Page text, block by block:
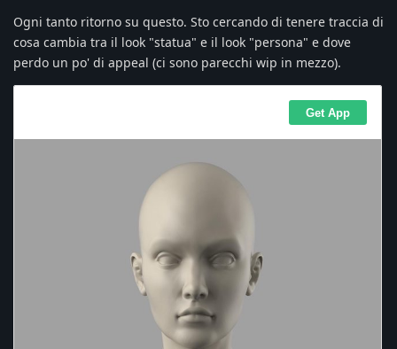
Ogni tanto ritorno su questo. Sto cercando di tenere traccia di
cosa cambia tra il look "statua" e il look "persona" e dove
perdo un po' di appeal (ci sono parecchi wip in mezzo).